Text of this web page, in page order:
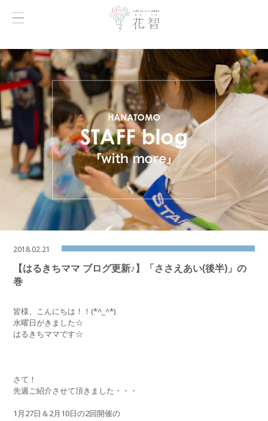
2018.02.21
【はるきちママ ブログ更新♪】「ささえあい(後半)」の
巻
皆様、こんにちは！！(*^_^*)
水曜日がきました☆
はるきちママです☆
さて！
先週ご紹介させて頂きました・・・
1月27日＆2月10日の2回開催の